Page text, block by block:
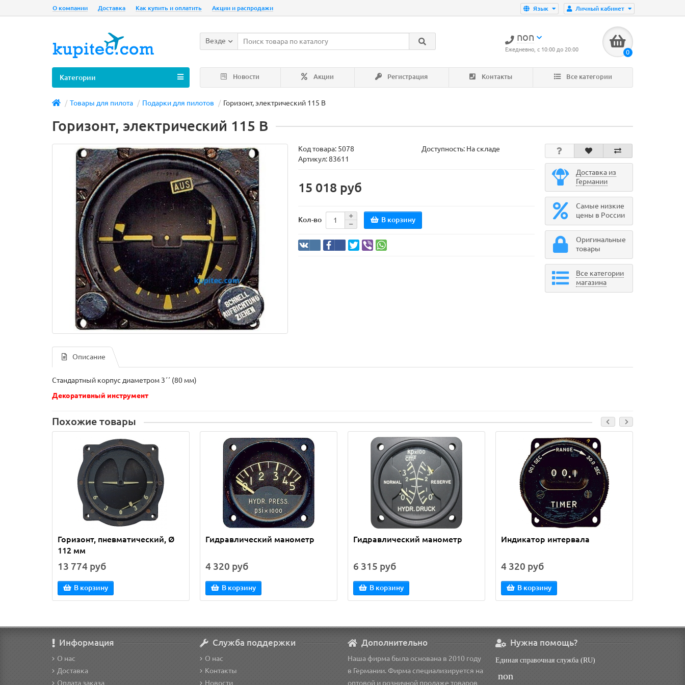
Личный кабинет
Язык
О компании Доставка Как купить и оплатить Акции и распродажи
non
Ежедневно, с 10:00 до 20:00 0
Везде
Новости Акции Регистрация Контакты Все категории
Категории
Товары для пилота Подарки для пилотов Горизонт, электрический 115 В
Горизонт, электрический 115 В
Код товара: 5078
Доступность: На складе
Артикул: 83611
15 018 руб
Кол-во В корзину
Доставка из
Германии
Самые низкие
цены в России
Оригинальные
товары
Все категории
магазина
Описание
Стандартный корпус диаметром 3´´ (80 мм)
Декоративный инструмент
Похожие товары
Горизонт, пневматический, Ø
112 мм
13 774 руб
В корзину
Гидравлический манометр
4 320 руб
В корзину
Гидравлический манометр
6 315 руб
В корзину
Индикатор интервала
4 320 руб
В корзину
Информация
О нас
Доставка
Оплата заказа
Служба поддержки
О нас
Контакты
Новости
Дополнительно
Наша фирма была основана в 2010 году
в Германии. Фирма специализируется на
оптовой и розничной продаже товаров
Нужна помощь?
Единая справочная служба (RU)
non